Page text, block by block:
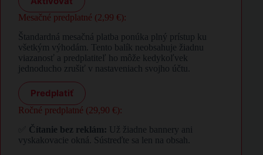
Mesačné predplatné (2,99 €):
Štandardná mesačná platba ponúka plný prístup ku
všetkým výhodám. Tento balík neobsahuje žiadnu
viazanosť a predplatiteľ ho môže kedykoľvek
jednoducho zrušiť v nastaveniach svojho účtu.
Predplatiť
Ročné predplatné (29,90 €):
Čítanie bez reklám: Už žiadne bannery ani
vyskakovacie okná. Sústreďte sa len na obsah.